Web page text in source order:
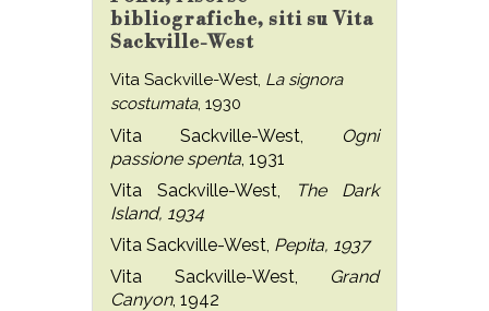
bibliografiche, siti su Vita
Sackville-West
Vita Sackville-West, La signora
scostumata, 1930
Vita Sackville-West,
Ogni
passione spenta , 1931
Vita Sackville-West,
The Dark
Island, 1934
Vita Sackville-West, Pepita, 1937
Vita Sackville-West,
Grand
Canyon, 1942